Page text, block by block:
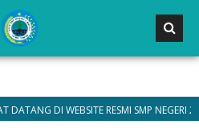
DI WEBSITE RESMI SMP NEGERI 2